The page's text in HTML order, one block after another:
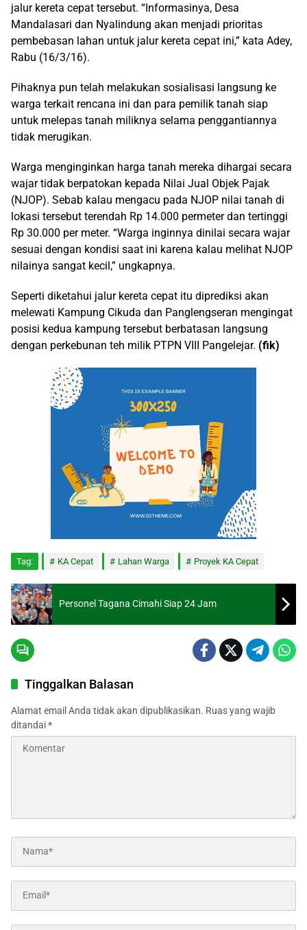
jalur kereta cepat tersebut. “Informasinya, Desa
Mandalasari dan Nyalindung akan menjadi prioritas
pembebasan lahan untuk jalur kereta cepat ini,” kata Adey,
Rabu (16/3/16).
Pihaknya pun telah melakukan sosialisasi langsung ke
warga terkait rencana ini dan para pemilik tanah siap
untuk melepas tanah miliknya selama penggantiannya
tidak merugikan.
Warga menginginkan harga tanah mereka dihargai secara
wajar tidak berpatokan kepada Nilai Jual Objek Pajak
(NJOP). Sebab kalau mengacu pada NJOP nilai tanah di
lokasi tersebut terendah Rp 14.000 permeter dan tertinggi
Rp 30.000 per meter. “Warga inginnya dinilai secara wajar
sesuai dengan kondisi saat ini karena kalau melihat NJOP
nilainya sangat kecil,” ungkapnya.
Seperti diketahui jalur kereta cepat itu diprediksi akan
melewati Kampung Cikuda dan Panglengseran mengingat
posisi kedua kampung tersebut berbatasan langsung
dengan perkebunan teh milik PTPN VIII Pangelejar. (fik)
Tag: KA Cepat Lahan Warga Proyek KA Cepat
Personel Tagana Cimahi Siap 24 Jam
Tinggalkan Balasan
Alamat email Anda tidak akan dipublikasikan. Ruas yang wajib
ditandai*